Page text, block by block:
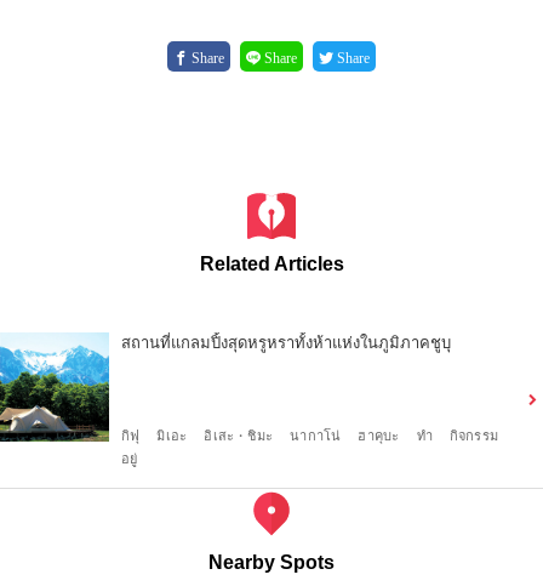
Share Share Share
Related Articles
สถานที่แกลมปิ้งสุดหรูหราทั้งห้าแห่งในภูมิภาคชูบุ
กิฟุ มิเอะ อิเสะ・ชิมะ นากาโน่ ฮาคุบะ ทำ
กิจกรรม
อยู่
Nearby Spots